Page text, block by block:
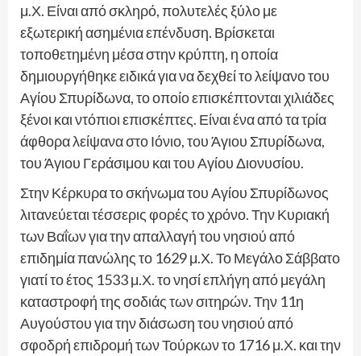
μ.Χ. Είναι από σκληρό, πολυτελές ξύλο με
εξωτερική ασημένια επένδυση. Βρίσκεται
τοποθετημένη μέσα στην κρύπτη, η οποία
δημιουργήθηκε ειδικά για να δεχθεί το λείψανο του
Αγίου Σπυρίδωνα, το οποίο επισκέπτονται χιλιάδες
ξένοι και ντόπιοι επισκέπτες. Είναι ένα από τα τρία
άφθορα λείψανα στο Ιόνιο, του Άγιου Σπυρίδωνα,
του Άγιου Γεράσιμου και του Αγίου Διονυσίου.
Στην Κέρκυρα το σκήνωμα του Αγίου Σπυρίδωνος
λιτανεύεται τέσσερις φορές το χρόνο. Την Κυριακή
των Βαΐων για την απαλλαγή του νησιού από
επιδημία πανώλης το 1629 μ.Χ. Το Μεγάλο Σάββατο
γιατί το έτος 1533 μ.Χ. το νησί επλήγη από μεγάλη
καταστροφή της σοδιάς των σιτηρών. Την 11η
Αυγούστου για την διάσωση του νησιού από
σφοδρή επιδρομή των Τούρκων το 1716 μ.Χ. και την